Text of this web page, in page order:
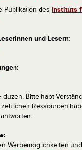
Publikation des Instituts
und Lesern:
Bitte habt
Ressourcen
Werbemöglichkeiten